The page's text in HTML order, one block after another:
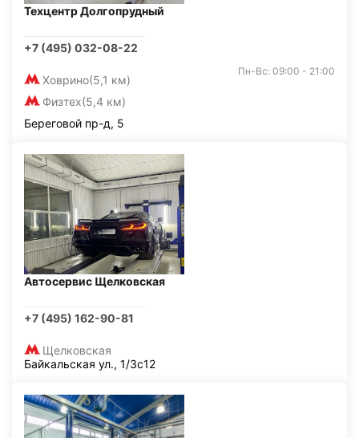
Техцентр Долгопрудный
+7 (495) 032-08-22
Ховрино(5,1 км)
Физтех(5,4 км)
Пн-Вс: 09:00 - 21:00
Береговой пр-д, 5
Автосервис Щелковская
+7 (495) 162-90-81
Щелковская
Байкальская ул., 1/3с12